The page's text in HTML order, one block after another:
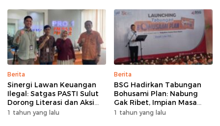
Berita
Sinergi Lawan Keuangan
Ilegal: Satgas PASTI Sulut
Dorong Literasi dan Aksi
Kolektif Masyarakat
1 tahun yang lalu
Berita
BSG Hadirkan Tabungan
Bohusami Plan: Nabung
Gak Ribet, Impian Masa
Depan Makin Dekat!
1 tahun yang lalu